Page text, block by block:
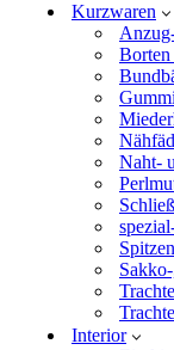
Kurzwaren
Borten
Naht-
Spitzen
Interior